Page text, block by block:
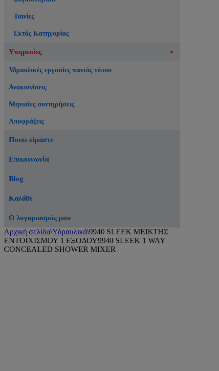
Ταινίες
Εκτός Κατηγορίας
Υπηρεσίες
Υδραυλικές εργασίες παντός τύπου
Ανακαινίσεις
Μηνιαίες συντηρήσεις
Αποφράξεις
Ποιοι είμαστε
Επικοινωνία
Blog
Καλάθι
Ο λογαριασμός μου
Αρχική σελίδα\Υδραυλικά\9940 SLEEK ΜΕΙΚΤΗΣ
ΕΝΤΟΙΧΙΣΜΟΥ 1 ΕΞΟΔΟΥ9940 SLEEK 1 WAY
CONCEALED SHOWER MIXER